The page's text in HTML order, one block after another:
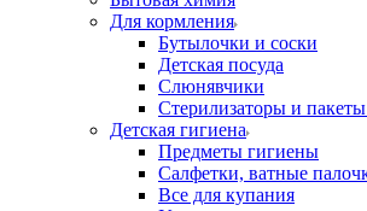
Для кормления
Бутылочки и соски
Детская посуда
Слюнявчики
Стерилизаторы и
Детская гигиена
Предметы гигиены
Салфетки, ватные
Все для купания